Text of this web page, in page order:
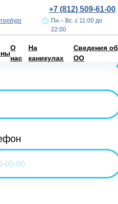
Пн.– Вс. с 11:00 до
22:00
+7 (812) 509-61-00
О
нас
На
каникулах
Сведения об
ОО